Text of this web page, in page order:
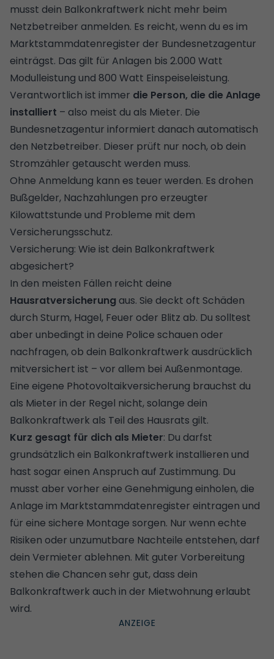
musst dein Balkonkraftwerk nicht mehr beim
Netzbetreiber anmelden. Es reicht, wenn du es im
Marktstammdatenregister der Bundesnetzagentur
einträgst. Das gilt für Anlagen bis 2.000 Watt
Modulleistung und 800 Watt Einspeiseleistung.
Verantwortlich ist immer die Person, die die Anlage
installiert – also meist du als Mieter. Die
Bundesnetzagentur informiert danach automatisch
den Netzbetreiber. Dieser prüft nur noch, ob dein
Stromzähler getauscht werden muss.
Ohne Anmeldung kann es teuer werden. Es drohen
Bußgelder, Nachzahlungen pro erzeugter
Kilowattstunde und Probleme mit dem
Versicherungsschutz.
Versicherung: Wie ist dein Balkonkraftwerk
abgesichert?
In den meisten Fällen reicht deine
Hausratversicherung aus. Sie deckt oft Schäden
durch Sturm, Hagel, Feuer oder Blitz ab. Du solltest
aber unbedingt in deine Police schauen oder
nachfragen, ob dein Balkonkraftwerk ausdrücklich
mitversichert ist – vor allem bei Außenmontage.
Eine eigene Photovoltaikversicherung brauchst du
als Mieter in der Regel nicht, solange dein
Balkonkraftwerk als Teil des Hausrats gilt.
Kurz gesagt für dich als Mieter: Du darfst
grundsätzlich ein Balkonkraftwerk installieren und
hast sogar einen Anspruch auf Zustimmung. Du
musst aber vorher eine Genehmigung einholen, die
Anlage im Marktstammdatenregister eintragen und
für eine sichere Montage sorgen. Nur wenn echte
Risiken oder unzumutbare Nachteile entstehen, darf
dein Vermieter ablehnen. Mit guter Vorbereitung
stehen die Chancen sehr gut, dass dein
Balkonkraftwerk auch in der Mietwohnung erlaubt
wird.